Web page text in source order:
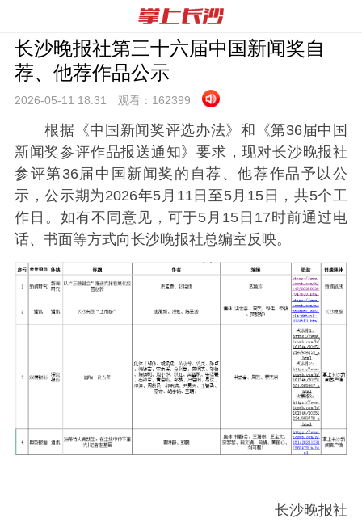
长沙晚报社第三十六届中国新闻奖自
荐、他荐作品公示
2026-05-11 18:31 观看： 162399
根据《中国新闻奖评选办法》和《第36届中国
新闻奖参评作品报送通知》要求，现对长沙晚报社
参评第36届中国新闻奖的自荐、他荐作品予以公
示，公示期为2026年5月11日至5月15日，共5个工
作日。如有不同意见，可于5月15日17时前通过电
话、书面等方式向长沙晚报社总编室反映。
长沙晚报社